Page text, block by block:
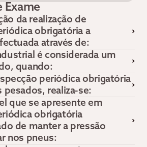
Exame
da realização de
obrigatória a
através de:
é considerada um
quando:
periódica obrigatória
pesados, realiza-se:
que se apresente em
obrigatória
de manter a pressão
nos pneus: